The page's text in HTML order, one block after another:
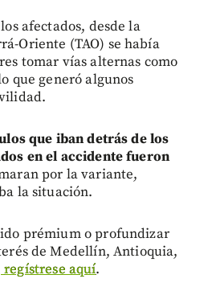
afectados, desde la
Oriente (TAO) se había
tomar vías alternas como
que generó algunos
que iban detrás de los
en el accidente fueron
por la variante,
la situación.
prémium o profundizar
de Medellín, Antioquia,
regístrese aquí.